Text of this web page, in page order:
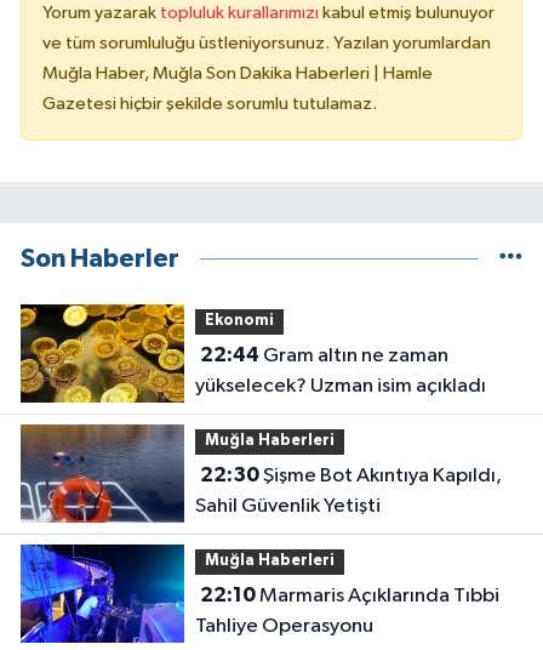
Yorum yazarak topluluk kurallarımızı kabul etmiş bulunuyor
ve tüm sorumluluğu üstleniyorsunuz. Yazılan yorumlardan
Muğla Haber, Muğla Son Dakika Haberleri | Hamle
Gazetesi hiçbir şekilde sorumlu tutulamaz.
Son Haberler
Ekonomi
22:44
yükselecek? Uzman isim açıkladı
Muğla Haberleri
22:30Şişme Bot Akıntıya Kapıldı,
Sahil Güvenlik Yetişti
Muğla Haberleri
22:10Marmaris Açıklarında Tıbbi
Tahliye Operasyonu